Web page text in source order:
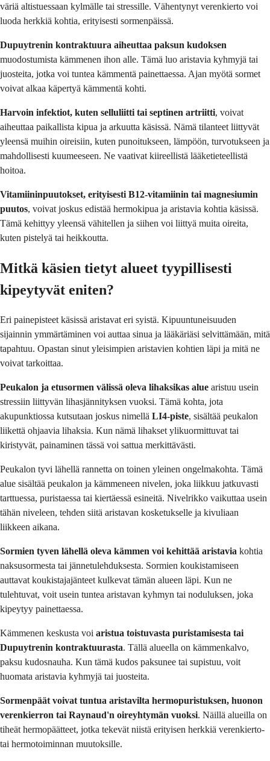
väriä altistuessaan kylmälle tai stressille. Vähentynyt verenkierto voi
luoda herkkiä kohtia, erityisesti sormenpäissä.
Dupuytrenin kontraktuura aiheuttaa paksun kudoksen
muodostumista kämmenen ihon alle. Tämä luo aristavia kyhmyjä tai
juosteita, jotka voi tuntea kämmentä painettaessa. Ajan myötä sormet
voivat alkaa käpertyä kämmentä kohti.
Harvoin infektiot, kuten selluliitti tai septinen artriitti, voivat
aiheuttaa paikallista kipua ja arkuutta käsissä. Nämä tilanteet liittyvät
yleensä muihin oireisiin, kuten punoitukseen, lämpöön, turvotukseen ja
mahdollisesti kuumeeseen. Ne vaativat kiireellistä lääketieteellistä
hoitoa.
Vitamiininpuutokset, erityisesti B12-vitamiinin tai magnesiumin
puutos, voivat joskus edistää hermokipua ja aristavia kohtia käsissä.
Tämä kehittyy yleensä vähitellen ja siihen voi liittyä muita oireita,
kuten pistelyä tai heikkoutta.
Mitkä käsien tietyt alueet tyypillisesti
kipeytyvät eniten?
Eri painepisteet käsissä aristavat eri syistä. Kipuuntuneisuuden
sijainnin ymmärtäminen voi auttaa sinua ja lääkäriäsi selvittämään, mitä
tapahtuu. Opastan sinut yleisimpien aristavien kohtien läpi ja mitä ne
voivat tarkoittaa.
Peukalon ja etusormen välissä oleva lihaksikas alue aristuu usein
stressiin liittyvän lihasjännityksen vuoksi. Tämä kohta, jota
akupunktiossa kutsutaan joskus nimellä LI4-piste, sisältää peukalon
liikettä ohjaavia lihaksia. Kun nämä lihakset ylikuormittuvat tai
kiristyvät, painaminen tässä voi sattua merkittävästi.
Peukalon tyvi lähellä rannetta on toinen yleinen ongelmakohta. Tämä
alue sisältää peukalon ja kämmeneen nivelen, joka liikkuu jatkuvasti
tarttuessa, puristaessa tai kiertäessä esineitä. Nivelrikko vaikuttaa usein
tähän niveleen, tehden siitä aristavan kosketukselle ja kivuliaan
liikkeen aikana.
Sormien tyven lähellä oleva kämmen voi kehittää aristavia kohtia
naksusormesta tai jännetulehduksesta. Sormien koukistamiseen
auttavat koukistajajänteet kulkevat tämän alueen läpi. Kun ne
tulehtuvat, voit usein tuntea aristavan kyhmyn tai noduluksen, joka
kipeytyy painettaessa.
Kämmenen keskusta voi aristua toistuvasta puristamisesta tai
Dupuytrenin kontraktuurasta. Tällä alueella on kämmenkalvo,
paksu kudosnauha. Kun tämä kudos paksunee tai supistuu, voit
huomata aristavia kyhmyjä tai juosteita.
Sormenpäät voivat tuntua aristavilta hermopuristuksen, huonon
verenkierron tai Raynaud'n oireyhtymän vuoksi. Näillä alueilla on
tiheät hermopäätteet, jotka tekevät niistä erityisen herkkiä verenkierto-
tai hermotoiminnan muutoksille.